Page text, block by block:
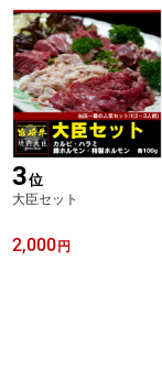
3位
大臣セット
2,000 円